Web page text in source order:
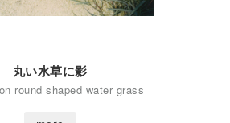
丸い水草に影
round shaped water grass